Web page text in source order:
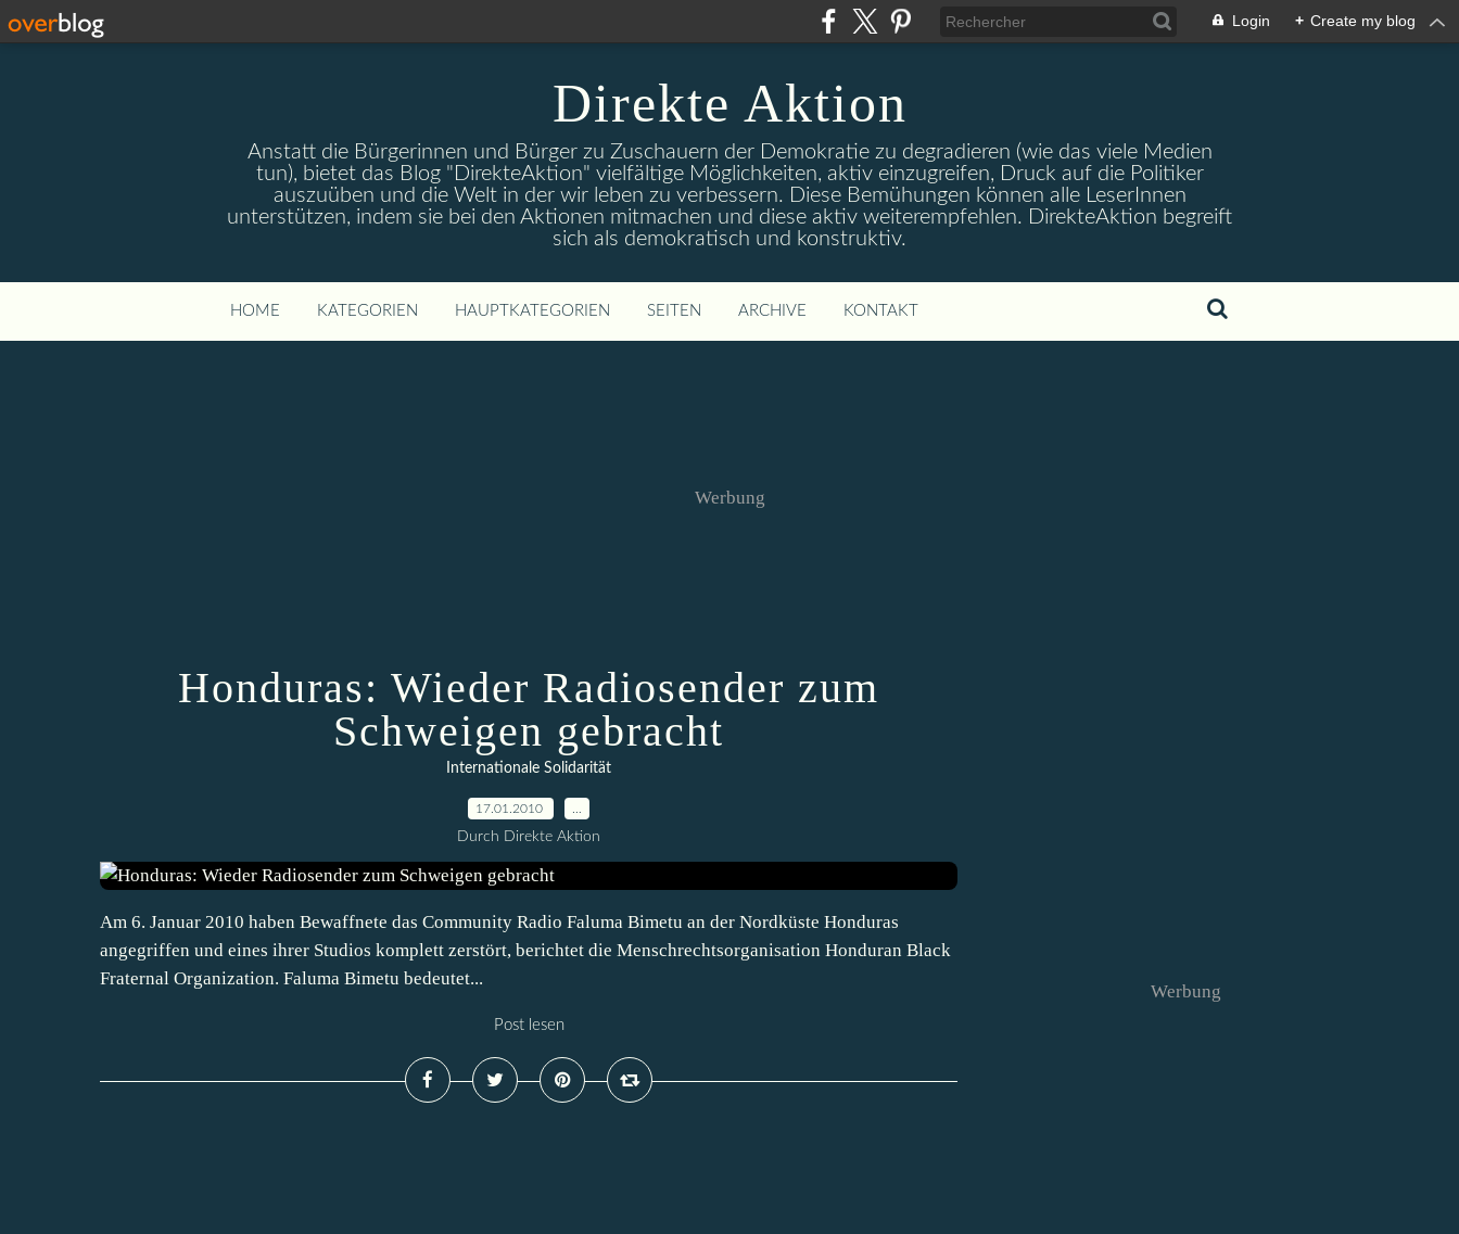
Login + Create my blog
Direkte Aktion
Anstatt die Bürgerinnen und Bürger zu Zuschauern der Demokratie zu degradieren (wie das viele Medien
tun), bietet das Blog "DirekteAktion" vielfältige Möglichkeiten, aktiv einzugreifen, Druck auf die Politiker
auszuüben und die Welt in der wir leben zu verbessern. Diese Bemühungen können alle LeserInnen
unterstützen, indem sie bei den Aktionen mitmachen und diese aktiv weiterempfehlen. DirekteAktion begreift
sich als demokratisch und konstruktiv.
HOME KATEGORIEN HAUPTKATEGORIEN SEITEN ARCHIVE KONTAKT
Werbung
Honduras: Wieder Radiosender zum
Schweigen gebracht
Internationale Solidarität
17.01.2010
Durch Direkte Aktion
Am 6. Januar 2010 haben Bewaffnete das Community Radio Faluma Bimetu an der Nordküste Honduras
angegriffen und eines ihrer Studios komplett zerstört, berichtet die Menschrechtsorganisation Honduran Black
Fraternal Organization. Faluma Bimetu bedeutet...
Post lesen
Werbung